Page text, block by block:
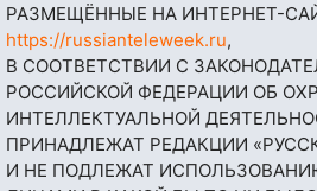
РАЗМЕЩЁННЫЕ НА ИНТЕРНЕТ-
https://russianteleweek.ru,
В СООТВЕТСТВИИ С
РОССИЙСКОЙ ФЕДЕРАЦИИ ОБ
ИНТЕЛЛЕКТУАЛЬНОЙ
ПРИНАДЛЕЖАТ РЕДАКЦИИ
И НЕ ПОДЛЕЖАТ